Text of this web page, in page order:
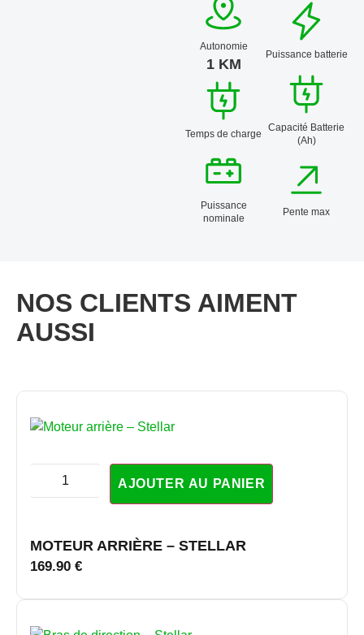
Autonomie
1 KM
Puissance batterie
Temps de charge
Capacité Batterie
(Ah)
Puissance
nominale
Pente max
NOS CLIENTS AIMENT
AUSSI
AJOUTER AU PANIER
MOTEUR ARRIÈRE – STELLAR
169.90 €